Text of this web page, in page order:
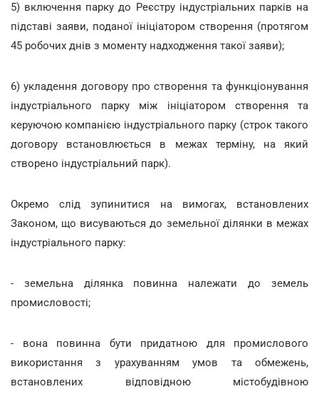
5) включення парку до Реєстру індустріальних парків на
підставі заяви, поданої ініціатором створення (протягом
45 робочих днів з моменту надходження такої заяви);
6) укладення договору про створення та функціонування
індустріального парку між ініціатором створення та
керуючою компанією індустріального парку (строк такого
договору встановлюється в межах терміну, на який
створено індустріальний парк).
Окремо слід зупинитися на вимогах, встановлених
Законом, що висуваються до земельної ділянки в межах
індустріального парку:
- земельна ділянка повинна належати до земель
промисловості;
- вона повинна бути придатною для промислового
використання з урахуванням умов та обмежень,
встановлених відповідною містобудівною